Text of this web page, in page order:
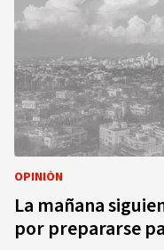
OPINIÓN
La mañana
por prepararse